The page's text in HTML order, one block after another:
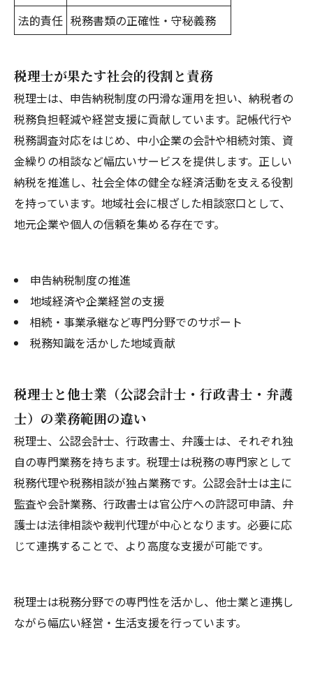
法的責任 税務書類の正確性・守秘義務
税理士が果たす社会的役割と責務
税理士は、申告納税制度の円滑な運用を担い、納税者の
税務負担軽減や経営支援に貢献しています。記帳代行や
税務調査対応をはじめ、中小企業の会計や相続対策、資
金繰りの相談など幅広いサービスを提供します。正しい
納税を推進し、社会全体の健全な経済活動を支える役割
を持っています。地域社会に根ざした相談窓口として、
地元企業や個人の信頼を集める存在です。
申告納税制度の推進
地域経済や企業経営の支援
相続・事業承継など専門分野でのサポート
税務知識を活かした地域貢献
税理士と他士業（公認会計士・行政書士・弁護
士）の業務範囲の違い
税理士、公認会計士、行政書士、弁護士は、それぞれ独
自の専門業務を持ちます。税理士は税務の専門家として
税務代理や税務相談が独占業務です。公認会計士は主に
監査や会計業務、行政書士は官公庁への許認可申請、弁
護士は法律相談や裁判代理が中心となります。必要に応
じて連携することで、より高度な支援が可能です。
税理士は税務分野での専門性を活かし、他士業と連携し
ながら幅広い経営・生活支援を行っています。